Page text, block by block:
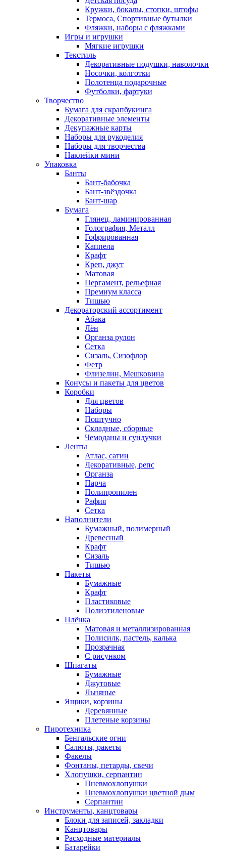
Кружки, бокалы, стопки, штофы
Термоса, Спортивные бутылки
Фляжки, наборы с фляжками
Игры и игрушки
Мягкие игрушки
Текстиль
Декоративные подушки, наволочки
Носочки, колготки
Полотенца подарочные
Футболки, фартуки
Творчество
Бумага для скрапбукинга
Декоративные элементы
Декупажные карты
Наборы для рукоделия
Наборы для творчества
Наклейки мини
Упаковка
Банты
Бант-бабочка
Бант-звёздочка
Бант-шар
Бумага
Глянец, ламинированная
Голография, Металл
Гофрированная
Каппела
Крафт
Креп, джут
Матовая
Пергамент, рельефная
Премиум класса
Тишью
Декораторский ассортимент
Абака
Лён
Органза рулон
Сетка
Сизаль, Сизофлор
Фетр
Флизелин, Мешковина
Конусы и пакеты для цветов
Коробки
Для цветов
Наборы
Поштучно
Складные, сборные
Чемоданы и сундучки
Ленты
Атлас, сатин
Декоративные, репс
Органза
Парча
Полипропилен
Рафия
Сетка
Наполнители
Бумажный, полимерный
Древесный
Крафт
Сизаль
Тишью
Пакеты
Бумажные
Крафт
Пластиковые
Полиэтиленовые
Плёнка
Матовая и металлизированная
Полисилк, пастель, калька
Прозрачная
С рисунком
Шпагаты
Бумажные
Джутовые
Льняные
Ящики, корзины
Деревянные
Плетеные корзины
Пиротехника
Бенгальские огни
Салюты, ракеты
Факелы
Фонтаны, петарды, свечи
Хлопушки, серпантин
Пневмохлопушки
Пневмохлопушки цветной дым
Серпантин
Инструменты, канцтовары
Блоки для записей, закладки
Канцтовары
Расходные материалы
Батарейки